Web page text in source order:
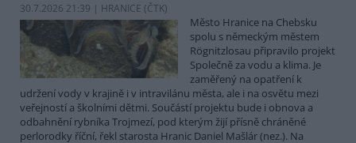
30.7.2026 21:39 | HRANICE (ČTK)
Město Hranice na Chebsku
spolu s německým městem
Rögnitzlosau připravilo projekt
Společně za vodu a klima. Je
zaměřený na opatření k
udržení vody v krajině i v intravilánu města, ale i na osvětu mezi
veřejností a školními dětmi. Součástí projektu bude i obnova a
odbahnění rybníka Trojmezí, pod kterým žijí přísně chráněné
perlorodky říční, řekl starosta Hranic Daniel Mašlár (nez.). Na